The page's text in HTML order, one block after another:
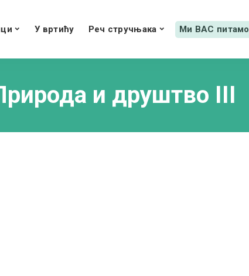
У вртићу Реч стручњака Ми ВАС питамо
и друштво III